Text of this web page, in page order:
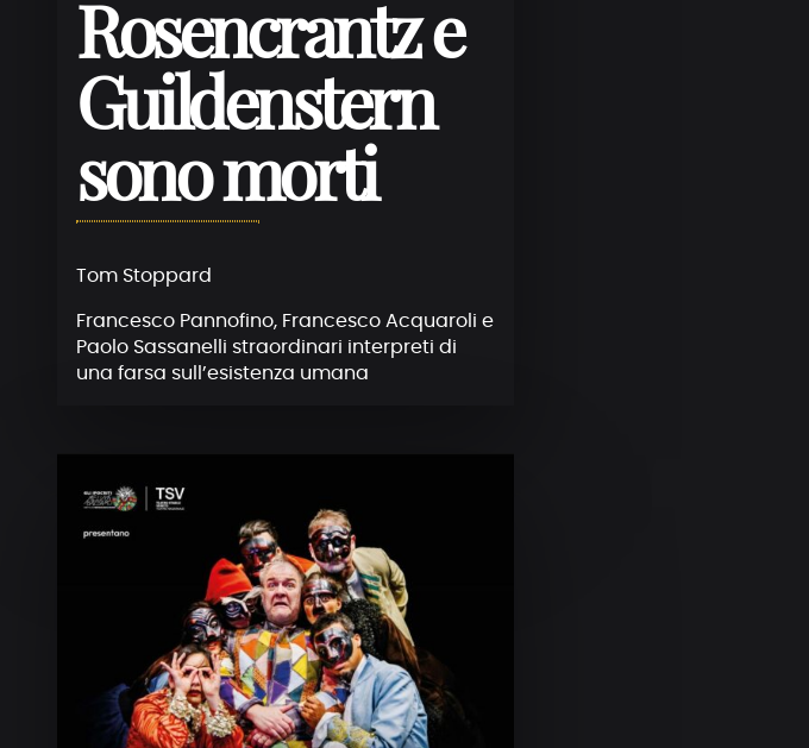
Rosencrantz e
Guildenstern
sono morti
Tom Stoppard
Francesco Pannofino, Francesco Acquaroli e
Paolo Sassanelli straordinari interpreti di
una farsa sull’esistenza umana